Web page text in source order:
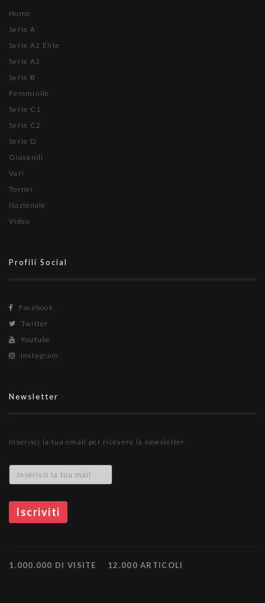
Home
Serie A
Serie A2 Élite
Serie A2
Serie B
Femminile
Serie C1
Serie C2
Serie D
Giovanili
Vari
Tornei
Nazionale
Video
Profili Social
Facebook
Twitter
Youtube
Instagram
Newsletter
Inserisci la tua email per ricevere la newsletter
1.000.000 DI VISITE 12.000 ARTICOLI